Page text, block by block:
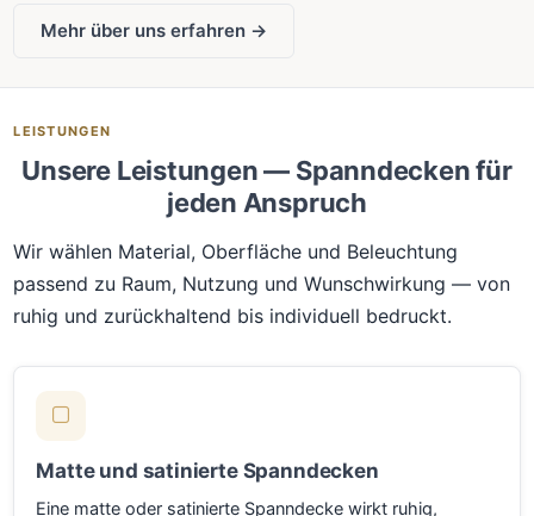
Mehr über uns erfahren →
LEISTUNGEN
Unsere Leistungen — Spanndecken für
jeden Anspruch
Wir wählen Material, Oberfläche und Beleuchtung
passend zu Raum, Nutzung und Wunschwirkung — von
ruhig und zurückhaltend bis individuell bedruckt.
Matte und satinierte Spanndecken
Eine matte oder satinierte Spanndecke wirkt ruhig,